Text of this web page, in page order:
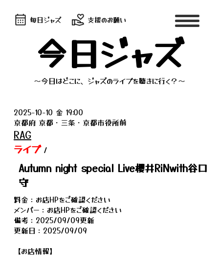
毎日ジャズ 支援のお願い
今日ジャズ
～今日はどこに、ジャズのライブを聴きに行く？～
2025-10-10 金 19:00
京都府 京都・三条・京都市役所前
RAG
ライブ/
Autumn night special Live櫻井RiNwith谷口
守
料金：お店HPをご確認ください
メンバー：お店HPをご確認ください
備考：2025/09/09更新
更新日：2025/09/09
【お店情報】